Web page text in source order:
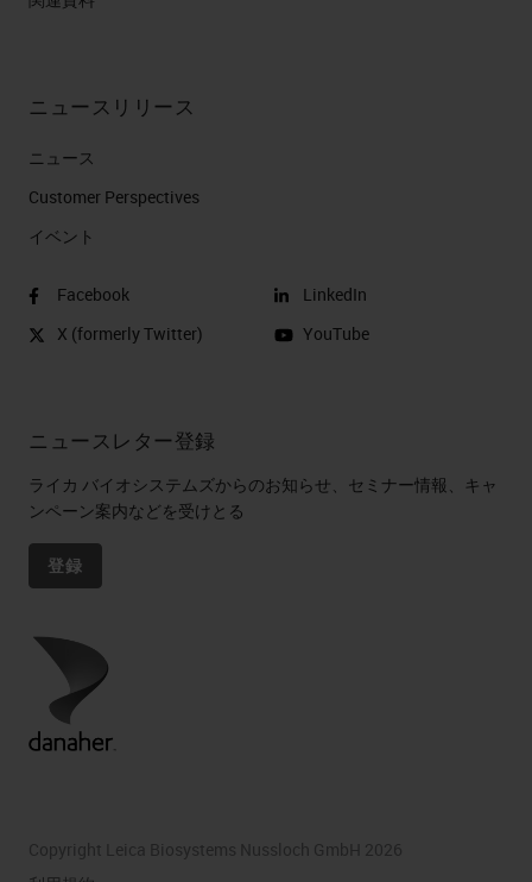
ニュースリリース
ニュース
Customer Perspectives​
イベント
Facebook
X (formerly Twitter)
LinkedIn
YouTube
ニュースレター登録
ライカ バイオシステムズからのお知らせ、セミナー情報、キャ
ンペーン案内などを受けとる
登録
Copyright Leica Biosystems Nussloch GmbH 2026